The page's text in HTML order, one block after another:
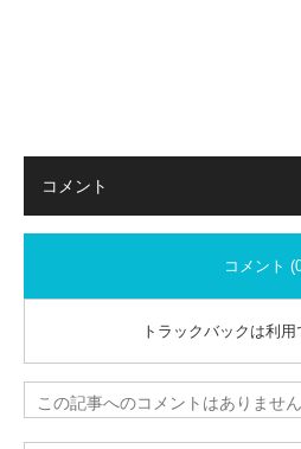
コメント
コメント
トラックバックは利用
この記事へのコメントはありません